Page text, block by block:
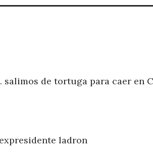
salimos de tortuga para caer en
ladron